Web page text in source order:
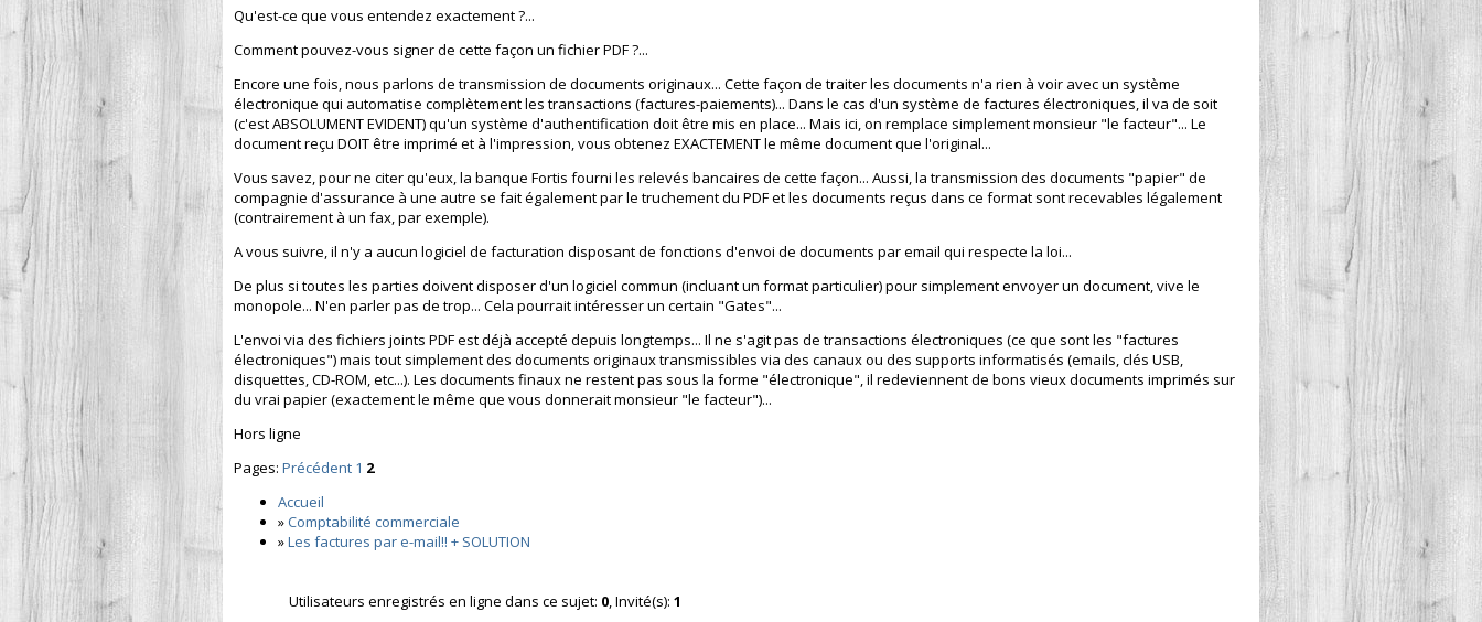
Qu'est-ce que vous entendez exactement ?...
Comment pouvez-vous signer de cette façon un fichier PDF ?...
Encore une fois, nous parlons de transmission de documents originaux... Cette façon de traiter les documents n'a rien à voir avec un système
électronique qui automatise complètement les transactions (factures-paiements)... Dans le cas d'un système de factures électroniques, il va de soit
(c'est ABSOLUMENT EVIDENT) qu'un système d'authentification doit être mis en place... Mais ici, on remplace simplement monsieur "le facteur"... Le
document reçu DOIT être imprimé et à l'impression, vous obtenez EXACTEMENT le même document que l'original...
Vous savez, pour ne citer qu'eux, la banque Fortis fourni les relevés bancaires de cette façon... Aussi, la transmission des documents "papier" de
compagnie d'assurance à une autre se fait également par le truchement du PDF et les documents reçus dans ce format sont recevables légalement
(contrairement à un fax, par exemple).
A vous suivre, il n'y a aucun logiciel de facturation disposant de fonctions d'envoi de documents par email qui respecte la loi...
De plus si toutes les parties doivent disposer d'un logiciel commun (incluant un format particulier) pour simplement envoyer un document, vive le
monopole... N'en parler pas de trop... Cela pourrait intéresser un certain "Gates"...
L'envoi via des fichiers joints PDF est déjà accepté depuis longtemps... Il ne s'agit pas de transactions électroniques (ce que sont les "factures
électroniques") mais tout simplement des documents originaux transmissibles via des canaux ou des supports informatisés (emails, clés USB,
disquettes, CD-ROM, etc...). Les documents finaux ne restent pas sous la forme "électronique", il redeviennent de bons vieux documents imprimés sur
du vrai papier (exactement le même que vous donnerait monsieur "le facteur")...
Hors ligne
Pages: Précédent 1 2
Accueil
»Comptabilité commerciale
»Les factures par e-mail!! + SOLUTION
Utilisateurs enregistrés en ligne dans ce sujet: 0, Invité(s): 1